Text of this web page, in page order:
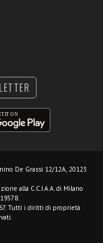
De Grassi 12/12A, 20123
alla C.C.I.A.A. di Milano
Tutti i diritti di proprietà